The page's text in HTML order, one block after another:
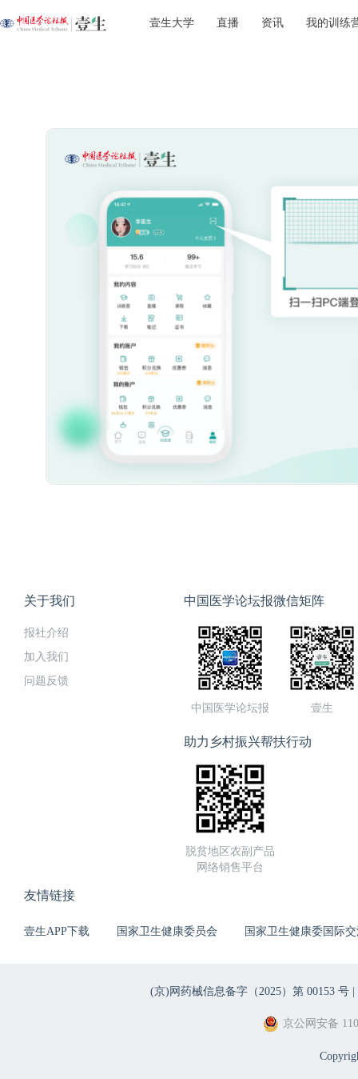
壹生大学 直播 资讯 我的训练
关于我们
报社介绍
加入我们
问题反馈
中国医学论坛报微信矩阵
中国医学论坛报 壹生
助力乡村振兴帮扶行动
脱贫地区农副产品
网络销售平台
友情链接
壹生APP下载 国家卫生健康委员会 国家卫生健康委国际
(京)网药械信息备字（2025）第 00153 号 |
京公网安备